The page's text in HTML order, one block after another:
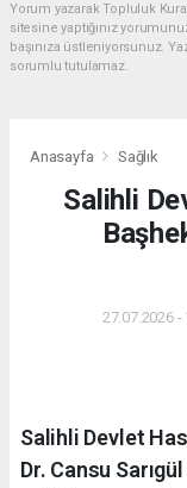
Yorum yazarak Topluluk
sitesine yaptığınız
başınıza üstleniyorsunuz.
sorumlu tutulamaz.
Anasayfa Sağlık
Salihli
27.07.2026 -
Salihli Devlet
Dr. Cansu